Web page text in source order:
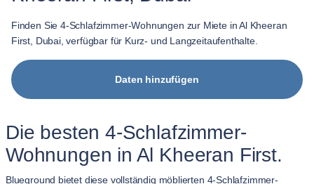
Finden Sie 4-Schlafzimmer-Wohnungen zur Miete in Al Kheeran
First, Dubai, verfügbar für Kurz- und Langzeitaufenthalte.
Daten hinzufügen
Die besten 4-Schlafzimmer-
Wohnungen in Al Kheeran First.
Blueground bietet diese vollständig möblierten 4-Schlafzimmer-